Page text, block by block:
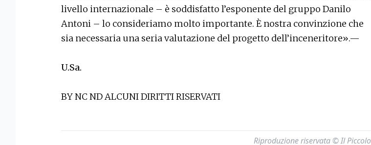
livello internazionale – è soddisfatto l’esponente del gruppo Danilo
Antoni – lo consideriamo molto importante. È nostra convinzione che
sia necessaria una seria valutazione del progetto dell’inceneritore».—
U.Sa.
BY NC ND ALCUNI DIRITTI RISERVATI
Riproduzione riservata © Il Piccolo